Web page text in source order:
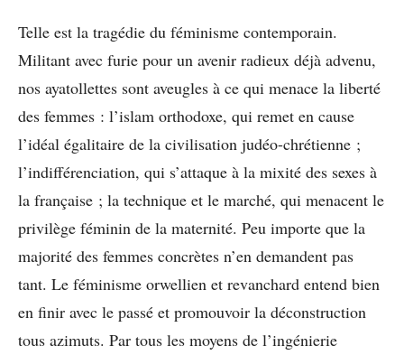
Telle est la tragédie du féminisme contemporain.
Militant avec furie pour un avenir radieux déjà advenu,
nos ayatollettes sont aveugles à ce qui menace la liberté
des femmes : l’islam orthodoxe, qui remet en cause
l’idéal égalitaire de la civilisation judéo-chrétienne ;
l’indifférenciation, qui s’attaque à la mixité des sexes à
la française ; la technique et le marché, qui menacent le
privilège féminin de la maternité. Peu importe que la
majorité des femmes concrètes n’en demandent pas
tant. Le féminisme orwellien et revanchard entend bien
en finir avec le passé et promouvoir la déconstruction
tous azimuts. Par tous les moyens de l’ingénierie